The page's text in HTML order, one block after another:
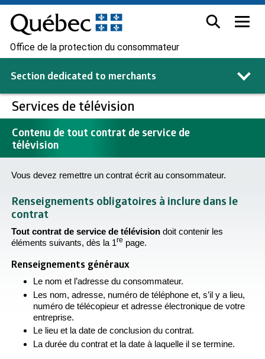
Office de la protection du consommateur
Section dedicated to merchants
Services de télévision
Contenu de tout contrat de service de
télévision
Vous devez remettre un contrat écrit au consommateur.
Renseignements obligatoires à inclure dans le
contrat
Tout contrat de service de télévision doit contenir les
éléments suivants, dès la 1re page.
Renseignements généraux
Le nom et l’adresse du consommateur.
Les nom, adresse, numéro de téléphone et, s’il y a lieu,
numéro de télécopieur et adresse électronique de votre
entreprise.
Le lieu et la date de conclusion du contrat.
La durée du contrat et la date à laquelle il se termine.